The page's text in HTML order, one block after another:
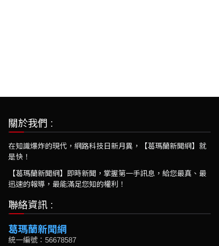
關於我們 :
在知識爆炸的現代，網路科技日新月異，【葛瑪蘭新聞網】就
是快！
【葛瑪蘭新聞網】即時新聞，掌握第一手訊息，給您最真、最
迅速的報導，最能滿足您知的權利！
聯絡資訊 :
葛瑪蘭新聞網
統一編號：56678587